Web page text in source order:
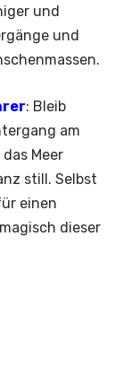
und
und
: Bleib
am
Meer
still. Selbst
einen
dieser